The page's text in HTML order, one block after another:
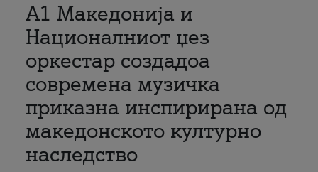
А1 Македонија и
Националниот џез
оркестар создадоа
современа музичка
приказна инспирирана од
македонското културно
наследство